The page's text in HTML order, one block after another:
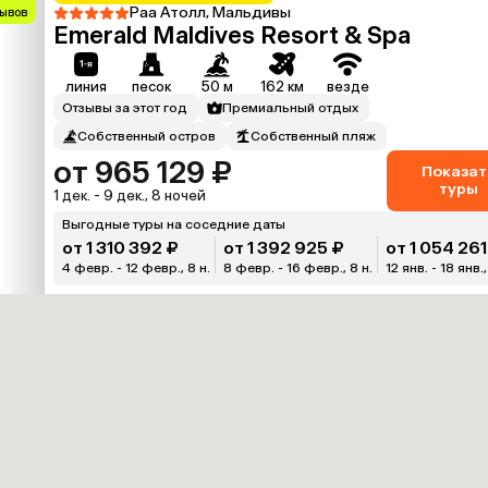
Раа Атолл, Мальдивы
Emerald Maldives Resort & Spa
линия песок 50 м 162 км везде
Отзывы за этот год
Премиальный отдых
Собственный остров
Собственный пляж
от 965 129 ₽
1 дек. - 9 дек., 8 ночей
туры
Выгодные туры на соседние даты
от 1 310 392 ₽
4 февр. - 12 февр., 8 н.
от 1 392 925 ₽
8 февр. - 16 февр., 8 н.
от 1 054
12 янв. - 18 янв.,